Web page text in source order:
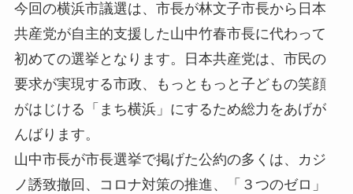
今回の横浜市議選は、市長が林文子市長から日本
共産党が自主的支援した山中竹春市長に代わって
初めての選挙となります。日本共産党は、市民の
要求が実現する市政、もっともっと子どもの笑顔
がはじける「まち横浜」にするため総力をあげが
んばります。
山中市長が市長選挙で掲げた公約の多くは、カジ
ノ誘致撤回、コロナ対策の推進、「３つのゼロ」